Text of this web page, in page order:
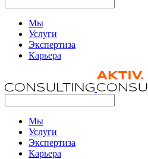
Мы
Услуги
Экспертиза
Карьера
Мы
Услуги
Экспертиза
Карьера